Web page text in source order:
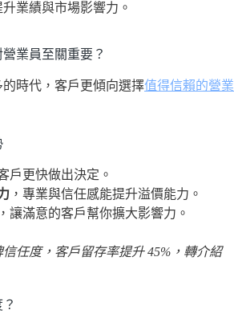
升業績與市場影響力。
業員至關重要？
時代，客戶更傾向選擇值得信賴的營業
戶更快做出決定。
，專業與信任感能提升溢價能力。
讓滿意的客戶幫你擴大影響力。
任度，客戶留存率提升 45%，轉介紹